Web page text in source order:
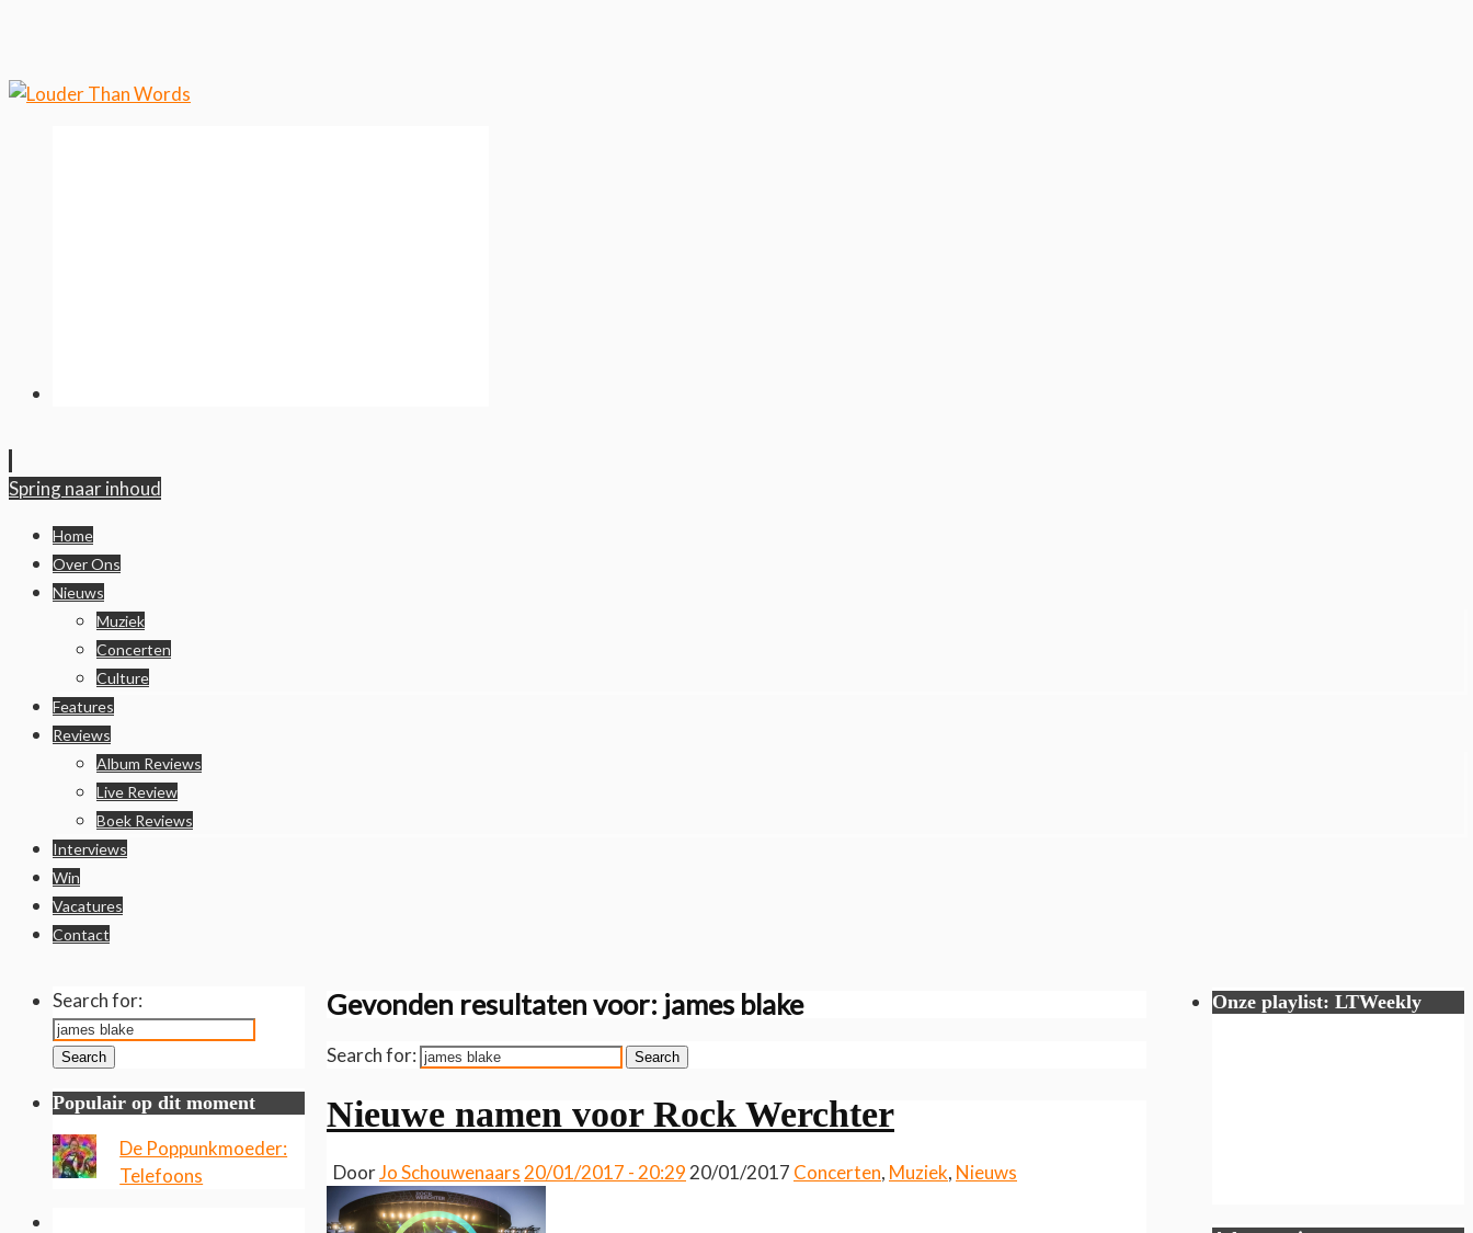
Spring naar inhoud
Home
Over Ons
Nieuws
Muziek
Concerten
Culture
Features
Reviews
Album Reviews
Live Review
Boek Reviews
Interviews
Win
Vacatures
Contact
Gevonden resultaten voor: james blake
Search for: Search
Nieuwe namen voor Rock Werchter
DoorJo Schouwenaars 20/01/2017 - 20:29 20/01/2017 Concerten, Muziek, Nieuws
Search for:
Search
Populair op dit moment
De Poppunkmoeder:
Telefoons
Onze playlist: LTWeekly